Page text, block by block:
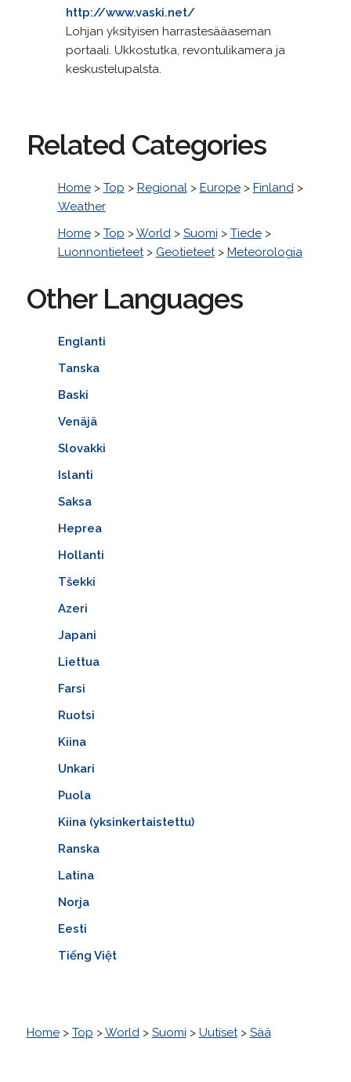
http://www.vaski.net/
Lohjan yksityisen harrastesääaseman
portaali. Ukkostutka, revontulikamera ja
keskustelupalsta.
Related Categories
Home> Top > Regional> Europe> Finland>
Weather
Home> Top >World> Suomi > Tiede>
Luonnontieteet> Geotieteet> Meteorologia
Other Languages
Englanti
Tanska
Baski
Venäjä
Slovakki
Islanti
Saksa
Heprea
Hollanti
Tšekki
Azeri
Japani
Liettua
Farsi
Ruotsi
Kiina
Unkari
Puola
Kiina (yksinkertaistettu)
Ranska
Latina
Norja
Eesti
Tiếng Việt
Home> Top >World> Suomi > Uutiset> Sää